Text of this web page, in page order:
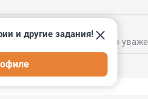
но ты делаешь это без
и другие задания!